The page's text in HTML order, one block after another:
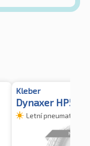
Kleber
Dynaxer HP5
Letní pneumatiky